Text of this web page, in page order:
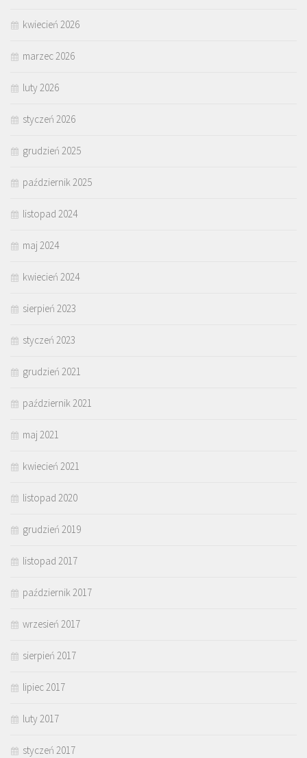
kwiecień 2026
marzec 2026
luty 2026
styczeń 2026
grudzień 2025
październik 2025
listopad 2024
maj 2024
kwiecień 2024
sierpień 2023
styczeń 2023
grudzień 2021
październik 2021
maj 2021
kwiecień 2021
listopad 2020
grudzień 2019
listopad 2017
październik 2017
wrzesień 2017
sierpień 2017
lipiec 2017
luty 2017
styczeń 2017